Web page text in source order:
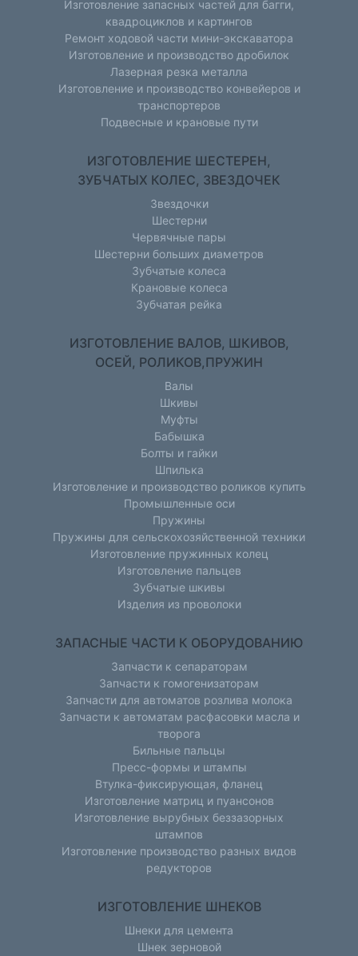
Изготовление запасных частей для багги,
квадроциклов и картингов
Ремонт ходовой части мини-экскаватора
Изготовление и производство дробилок
Лазерная резка металла
Изготовление и производство конвейеров и
транспортеров
Подвесные и крановые пути
ИЗГОТОВЛЕНИЕ ШЕСТЕРЕН,
ЗУБЧАТЫХ КОЛЕС, ЗВЕЗДОЧЕК
Звездочки
Шестерни
Червячные пары
Шестерни больших диаметров
Зубчатые колеса
Крановые колеса
Зубчатая рейка
ИЗГОТОВЛЕНИЕ ВАЛОВ, ШКИВОВ,
ОСЕЙ, РОЛИКОВ,ПРУЖИН
Валы
Шкивы
Муфты
Бабышка
Болты и гайки
Шпилька
Изготовление и производство роликов купить
Промышленные оси
Пружины
Пружины для сельскохозяйственной техники
Изготовление пружинных колец
Изготовление пальцев
Зубчатые шкивы
Изделия из проволоки
ЗАПАСНЫЕ ЧАСТИ К ОБОРУДОВАНИЮ
Запчасти к сепараторам
Запчасти к гомогенизаторам
Запчасти для автоматов розлива молока
Запчасти к автоматам расфасовки масла и
творога
Бильные пальцы
Пресс-формы и штампы
Втулка-фиксирующая, фланец
Изготовление матриц и пуансонов
Изготовление вырубных беззазорных
штампов
Изготовление производство разных видов
редукторов
ИЗГОТОВЛЕНИЕ ШНЕКОВ
Шнеки для цемента
Шнек зерновой